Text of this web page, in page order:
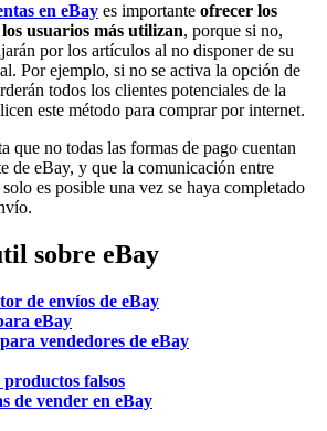
en eBay es importante ofrecer los
usuarios más utilizan, porque si no,
por los artículos al no disponer de su
Por ejemplo, si no se activa la opción de
todos los clientes potenciales de la
este método para comprar por internet.
que no todas las formas de pago cuentan
de eBay, y que la comunicación entre
es posible una vez se haya completado
sobre eBay
de envíos de eBay
eBay
vendedores de eBay
falsos
de vender en eBay